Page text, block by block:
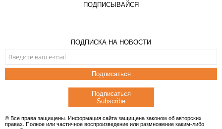
ПОДПИСЫВАЙСЯ
ПОДПИСКА НА НОВОСТИ
Подписаться
Подписаться
Subscribe
© Все права защищены. Информация сайта защищена законом об авторских
правах. Полное или частичное воспроизведение или размножение каким-либо